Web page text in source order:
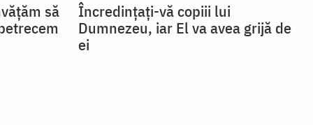
să
Încredințați-vă copiii lui
Dumnezeu, iar El va avea grijă de
ei